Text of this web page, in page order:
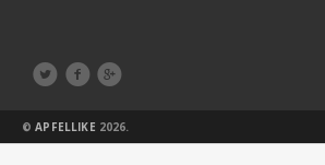
  
©APFELLIKE 2026.